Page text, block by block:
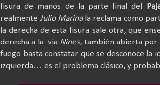
fisura de manos de la parte final del
realmenteJulio Marinala reclama como
la derecha de esta fisura sale otra, que
derecha a la vía Nines, también abierta por
fuego basta constatar que se desconoce la
izquierda… es el problema clásico, y